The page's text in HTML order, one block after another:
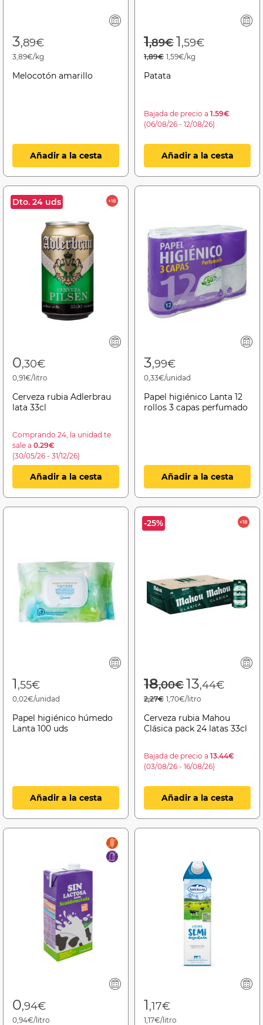
3,89€
3,89€/kg
Melocotón amarillo
Añadir a la cesta
Price reduced
1,89€to
1,59€
1,89€ 1,59€/kg
Patata
Bajada de precio a 1.59€
(06/08/26 - 12/08/26)
Añadir a la cesta
Dto. 24 uds
0,30€
0,91€/litro
Cerveza rubia Adlerbrau
lata 33cl
Comprando 24, la unidad te
sale a 0.29€
(30/05/26 - 31/12/26)
Añadir a la cesta
3,99€
0,33€/unidad
Papel higiénico Lanta 12
rollos 3 capas perfumado
Añadir a la cesta
1,55€
0,02€/unidad
Papel higiénico húmedo
Lanta 100 uds
Añadir a la cesta
-25%
Price reduced
18,00€to
13,44€
2,27€ 1,70€/litro
Cerveza rubia Mahou
Clásica pack 24 latas 33cl
Bajada de precio a 13.44€
(03/08/26 - 16/08/26)
Añadir a la cesta
0,94€
0,94€/litro
1,17€
1,17€/litro